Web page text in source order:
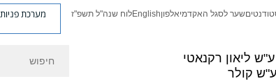
ליאון רקנאטי
קולר
שער לסגל האקדמיאלפוןEnglishלוח שנה"ל תשפ"ז מערכת פניות